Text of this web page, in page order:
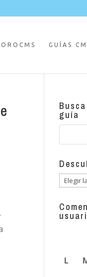
GUÍAS
guía
guías
L